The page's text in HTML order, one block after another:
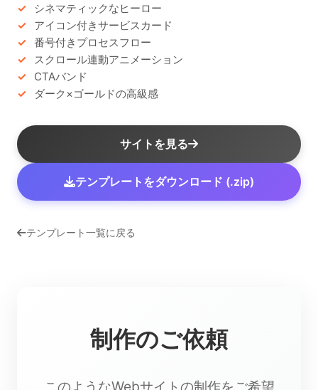
シネマティックなヒーロー
アイコン付きサービスカード
番号付きプロセスフロー
スクロール連動アニメーション
CTAバンド
ダーク×ゴールドの高級感
サイトを見る
テンプレートをダウンロード (.zip)
テンプレート一覧に戻る
制作のご依頼
このようなWebサイトの制作をご希望